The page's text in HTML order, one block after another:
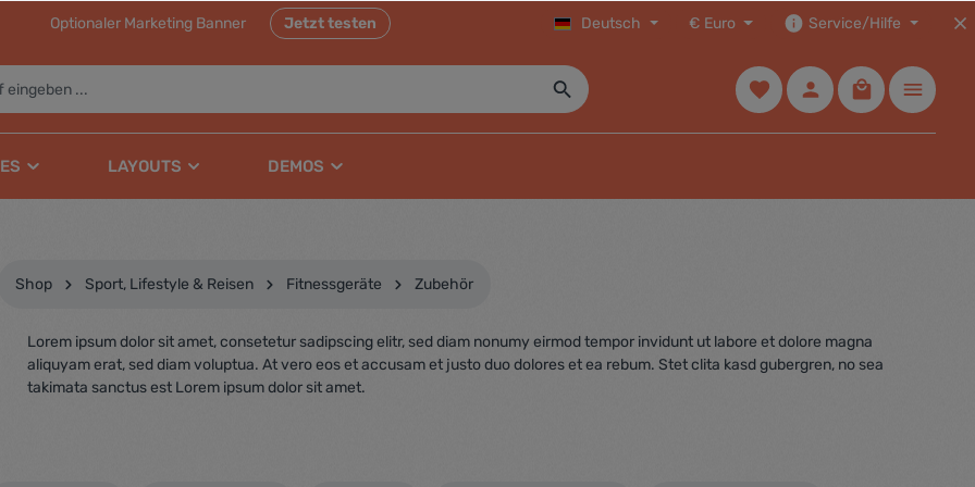
Optionaler Marketing Banner Jetzt testen Deutsch € Euro Service/Hilfe
LAYOUTS DEMOS
Shop Sport, Lifestyle & Reisen Fitnessgeräte Zubehör
Lorem ipsum dolor sit amet, consetetur sadipscing elitr, sed diam nonumy eirmod tempor invidunt ut labore et dolore magna
aliquyam erat, sed diam voluptua. At vero eos et accusam et justo duo dolores et ea rebum. Stet clita kasd gubergren, no sea
takimata sanctus est Lorem ipsum dolor sit amet.